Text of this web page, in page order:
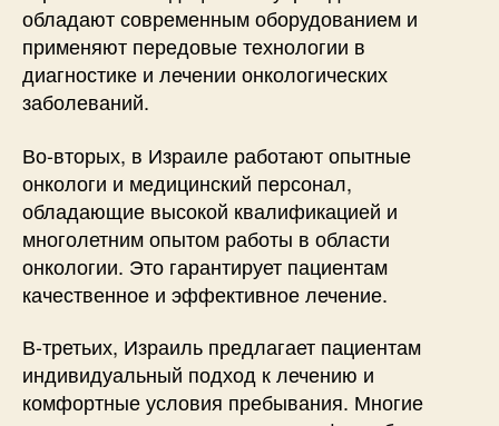
обладают современным оборудованием и
применяют передовые технологии в
диагностике и лечении онкологических
заболеваний.
Во-вторых, в Израиле работают опытные
онкологи и медицинский персонал,
обладающие высокой квалификацией и
многолетним опытом работы в области
онкологии. Это гарантирует пациентам
качественное и эффективное лечение.
В-третьих, Израиль предлагает пациентам
индивидуальный подход к лечению и
комфортные условия пребывания. Многие